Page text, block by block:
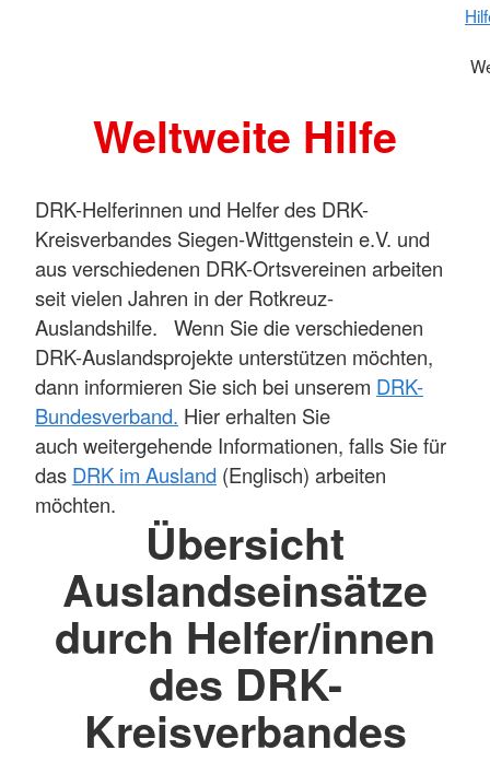
Weltweite Hilfe
DRK-Helferinnen und Helfer des DRK-
Kreisverbandes Siegen-Wittgenstein e.V. und
aus verschiedenen DRK-Ortsvereinen arbeiten
seit vielen Jahren in der Rotkreuz-
Auslandshilfe. Wenn Sie die verschiedenen
DRK-Auslandsprojekte unterstützen möchten,
dann informieren Sie sich bei unserem DRK-
Bundesverband. Hier erhalten Sie
auch weitergehende Informationen, falls Sie für
das DRK im Ausland (Englisch) arbeiten
möchten.
Übersicht
Auslandseinsätze
durch Helfer/innen
des DRK-
Kreisverbandes